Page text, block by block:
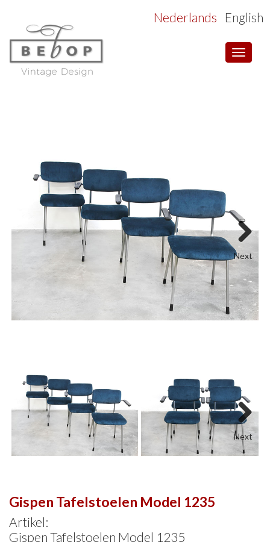
Toggle
Nederlands English
Next
Next
Gispen Tafelstoelen Model 1235
Artikel:
Gispen Tafelstoelen Model 1235